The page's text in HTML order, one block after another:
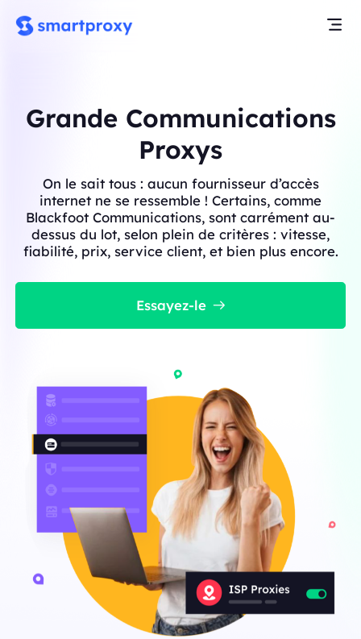
Grande Communications
Proxys
On le sait tous : aucun fournisseur d’accès
internet ne se ressemble ! Certains, comme
Blackfoot Communications, sont carrément au-
dessus du lot, selon plein de critères : vitesse,
fiabilité, prix, service client, et bien plus encore.
Essayez-le